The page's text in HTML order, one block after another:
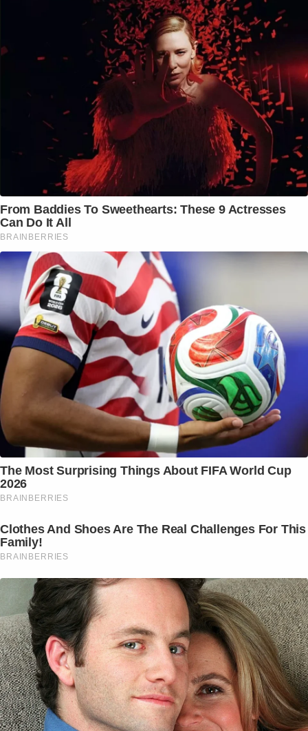
From Baddies To Sweethearts: These 9 Actresses
Can Do It All
BRAINBERRIES
The Most Surprising Things About FIFA World Cup
2026
BRAINBERRIES
Clothes And Shoes Are The Real Challenges For This
Family!
BRAINBERRIES